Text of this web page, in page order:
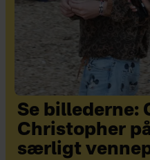
Se billederne:
Christopher
særligt